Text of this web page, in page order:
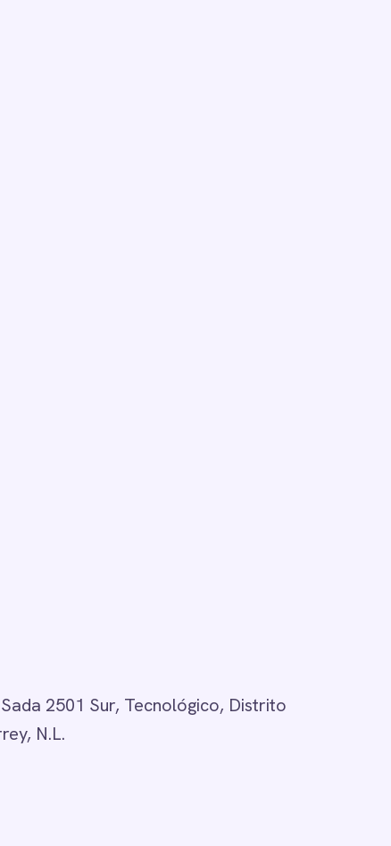
2501 Sur, Tecnológico, Distrito
N.L.